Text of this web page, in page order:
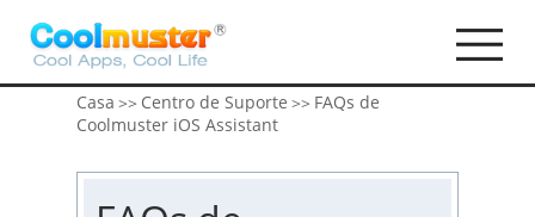
Casa >> Centro de Suporte >> FAQs de
Coolmuster iOS Assistant